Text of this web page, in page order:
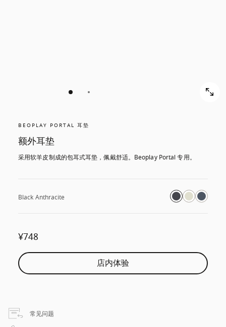
BEOPLAY PORTAL 耳垫
额外耳垫
采用软羊皮制成的包耳式耳垫，佩戴舒适。Beoplay Portal 专用。
Black Anthracite
¥748
店内体验
常见问题